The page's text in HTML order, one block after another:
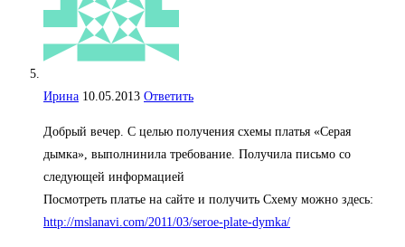
Ирина 10.05.2013 Ответить
Добрый вечер. С целью получения схемы платья «Серая
дымка», выполнинила требование. Получила письмо со
следующей информацией
Посмотреть платье на сайте и получить Схему можно здесь:
http://mslanavi.com/2011/03/seroe-plate-dymka/